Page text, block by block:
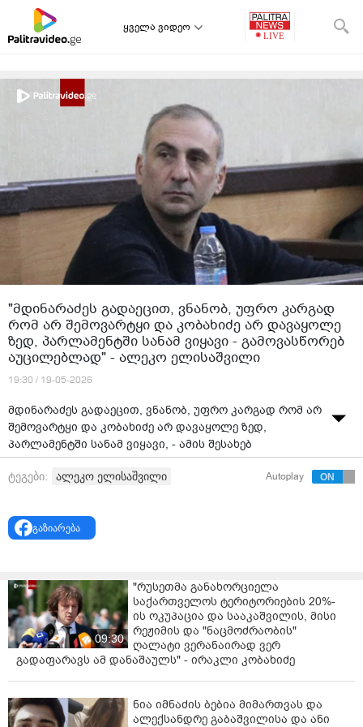
ყველა ვიდეო
"მდინარაძეს გადაეცით, ვნანობ, უფრო კარგად
რომ არ შემოვარტყი და კობახიძე არ დავაყოლე
ზედ, პარლამენტში სანამ ვიყავი - გამოვასწორებ
აუცილებლად" - ალეკო ელისაშვილი
19:30 / 19-05-2026
მდინარაძეს გადაეცით, ვნანობ, უფრო კარგად რომ არ
შემოვარტყი და კობახიძე არ დავაყოლე ზედ,
პარლამენტში სანამ ვიყავი, - ამის შესახებ
ტერორისტული აქტის ჩადენის მცდელობის
ბრალდებით დაკავებულმა პოლიტიკოსმა, „ძლიერი
ელისაშვილმა სასამართლო პროცესზე განაცხადა.
მას შემდეგ, რაც სასამართლოში ჩვენებმა
ელისაშვილმა განცხადების გაკეთების უფლება
ითხოვა, თუმცა, მას ამის შესაძლებლობა არ მისცეს.
მან შესაბამისი სიტყვები მაშინ თქვა, როცა ის
ესკორტის სამსახურის თანამშრომლებს სხდომათა
დარბაზიდან გაჰყავდათ.
გამოვასწორებ აუცილებლად. ბატონო
გიორგი[მოსამართლე], რამ შეგაშინათ ისე, რომ
ტეგები: ალეკო ელისაშვილი Autoplay
გაზიარება
09:30
"რუსეთმა განახორციელა
საქართველოს ტერიტორიების 20%-
ის ოკუპაცია და სააკაშვილის, მისი
რეჟიმის და "ნაცმოძრაობის"
ღალატი ვერანაირად ვერ
გადაფარავს ამ დანაშაულს" - ირაკლი კობახიძე
ნია იმნაძის ბებია მიმართვას და
ალექსანდრე გაბაშვილისა და ანი